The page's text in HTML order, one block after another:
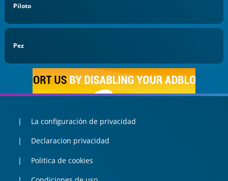
Piloto
Pez
La configuración de privacidad
Declaracion privacidad
Politica de cookies